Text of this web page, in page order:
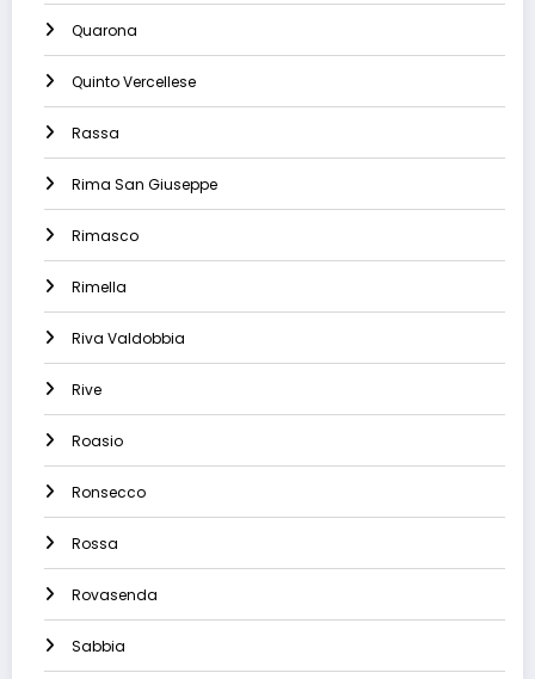
Quarona
Quinto Vercellese
Rassa
Rima San Giuseppe
Rimasco
Rimella
Riva Valdobbia
Rive
Roasio
Ronsecco
Rossa
Rovasenda
Sabbia